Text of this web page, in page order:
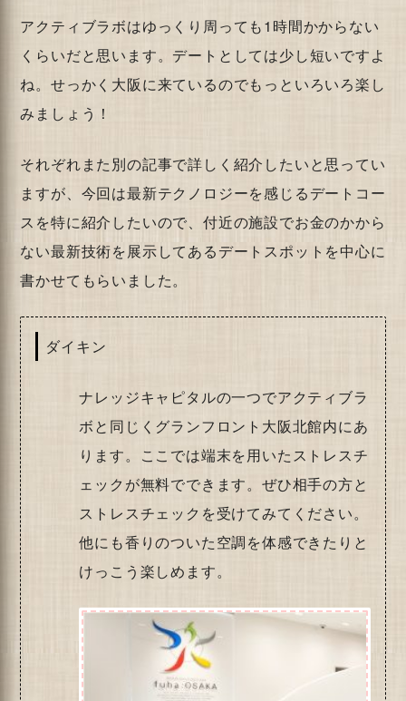
アクティブラボはゆっくり周っても1時間かからない
くらいだと思います。デートとしては少し短いですよ
ね。せっかく大阪に来ているのでもっといろいろ楽し
みましょう！
それぞれまた別の記事で詳しく紹介したいと思ってい
ますが、今回は最新テクノロジーを感じるデートコー
スを特に紹介したいので、付近の施設でお金のかから
ない最新技術を展示してあるデートスポットを中心に
書かせてもらいました。
ダイキン
ナレッジキャピタルの一つでアクティブラ
ボと同じくグランフロント大阪北館内にあ
ります。ここでは端末を用いたストレスチ
ェックが無料でできます。ぜひ相手の方と
ストレスチェックを受けてみてください。
他にも香りのついた空調を体感できたりと
けっこう楽しめます。